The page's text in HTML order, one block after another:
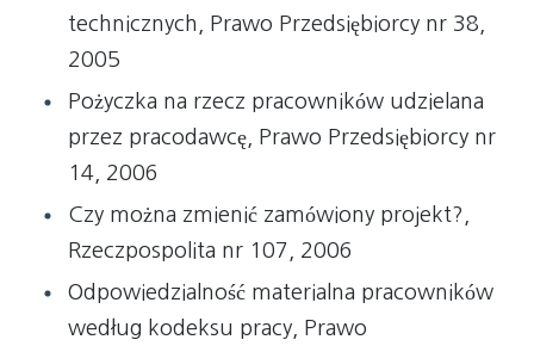
technicznych, Prawo Przedsiębiorcy nr 38,
2005
Pożyczka na rzecz pracowników udzielana
przez pracodawcę, Prawo Przedsiębiorcy nr
14, 2006
Czy można zmienić zamówiony projekt?,
Rzeczpospolita nr 107, 2006
Odpowiedzialność materialna pracowników
według kodeksu pracy, Prawo